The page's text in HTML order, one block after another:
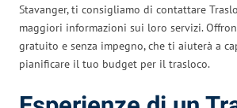
Stavanger, ti consigliamo di contattare
maggiori informazioni sui loro servizi.
gratuito e senza impegno, che ti aiuterà a
pianificare il tuo budget per il trasloco.